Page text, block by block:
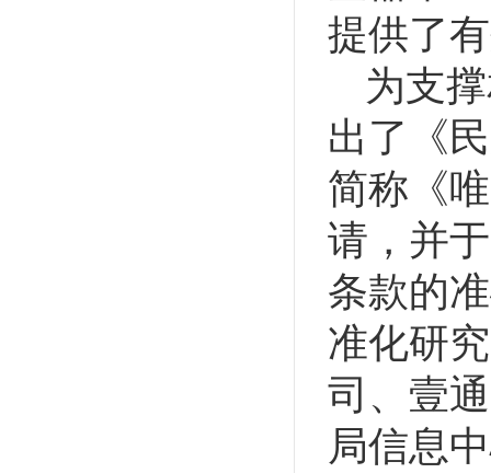
提供了
为支
出了《
简称《
请，并
条款的
准化研
司、壹
局信息